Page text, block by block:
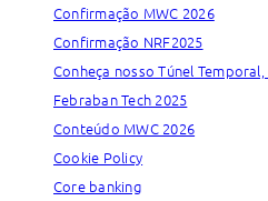
Confirmação MWC 2026
Confirmação NRF2025
Conheça nosso Túnel
Febraban Tech 2025
Conteúdo MWC 2026
Cookie Policy
Core banking